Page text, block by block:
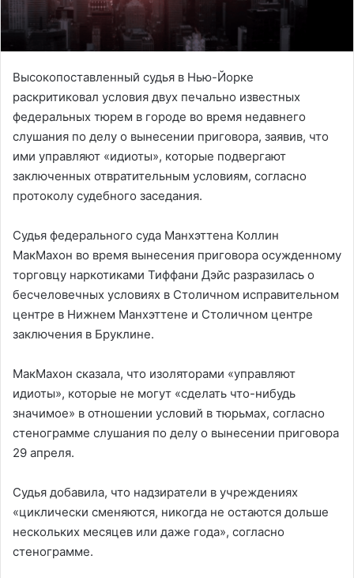
Высокопоставленный судья в Нью-Йорке
раскритиковал условия двух печально известных
федеральных тюрем в городе во время недавнего
слушания по делу о вынесении приговора, заявив, что
ими управляют «идиоты», которые подвергают
заключенных отвратительным условиям, согласно
протоколу судебного заседания.
Судья федерального суда Манхэттена Коллин
МакМахон во время вынесения приговора осужденному
торговцу наркотиками Тиффани Дэйс разразилась о
бесчеловечных условиях в Столичном исправительном
центре в Нижнем Манхэттене и Столичном центре
заключения в Бруклине.
МакМахон сказала, что изоляторами «управляют
идиоты», которые не могут «сделать что-нибудь
значимое» в отношении условий в тюрьмах, согласно
стенограмме слушания по делу о вынесении приговора
29 апреля.
Судья добавила, что надзиратели в учреждениях
«циклически сменяются, никогда не остаются дольше
нескольких месяцев или даже года», согласно
стенограмме.